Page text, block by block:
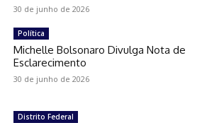
30 de junho de 2026
Política
Michelle Bolsonaro Divulga Nota de
Esclarecimento
30 de junho de 2026
Distrito Federal